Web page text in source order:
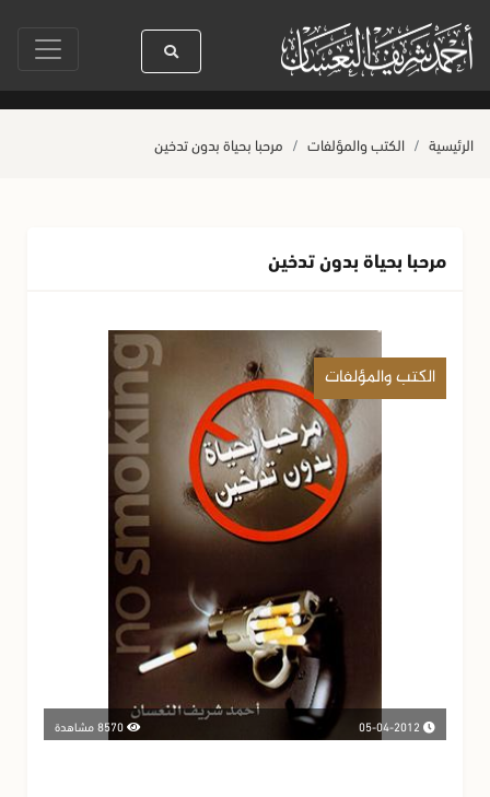
سيدنا رسول الله ﷺ كله رحمة صلاة آخر أربعاء من صفر حياة
الرئيسية الكتب والمؤلفات مرحبا بحياة بدون تدخين
مرحبا بحياة بدون تدخين
الكتب والمؤلفات